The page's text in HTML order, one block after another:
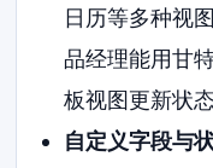
日历等多种视
品经理能用甘
板视图更新状态
自定义字段与